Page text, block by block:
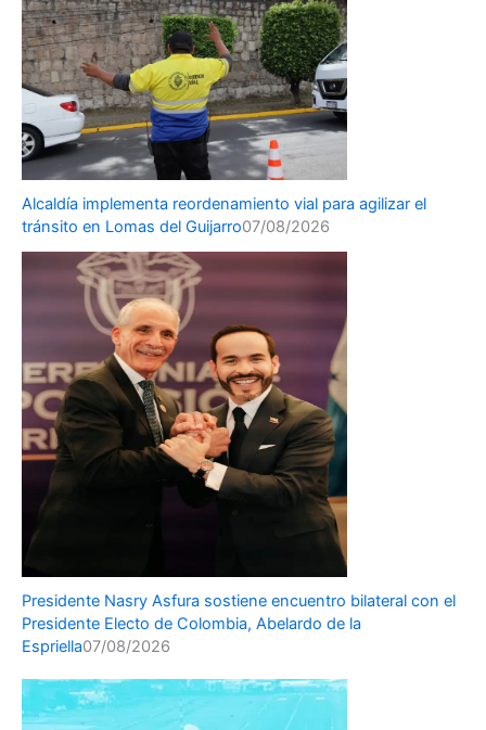
Alcaldía implementa reordenamiento vial para agilizar el
tránsito en Lomas del Guijarro07/08/2026
Presidente Nasry Asfura sostiene encuentro bilateral con el
Presidente Electo de Colombia, Abelardo de la
Espriella07/08/2026